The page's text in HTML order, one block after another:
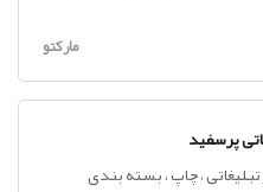
مارکتو
پرسفید
، چاپ ، بسته بندی